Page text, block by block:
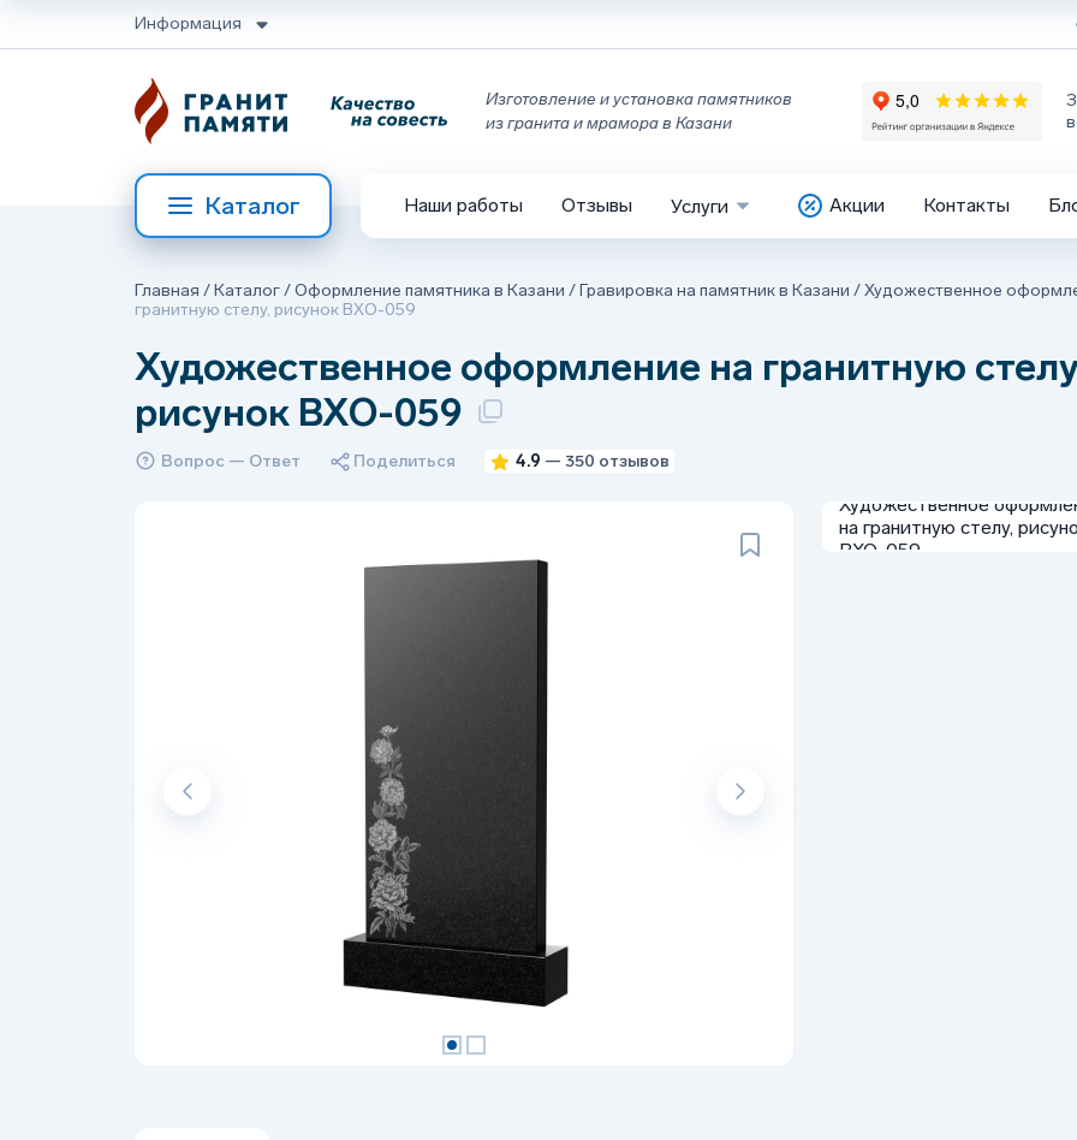
Информация
Изготовление и установка памятников
из гранита и мрамора в Казани
Каталог Наши работы Отзывы Услуги Акции Контакты
Главная /Каталог/Оформление памятника в Казани /Гравировка на памятник в Казани /Художественное
гранитную стелу, рисунок ВХО-059
Художественное оформление на гранитную
рисунок ВХО-059
Вопрос — Ответ Поделиться 4.9 — 350 отзывов
Художественное
на гранитную стелу,
ВХО-059